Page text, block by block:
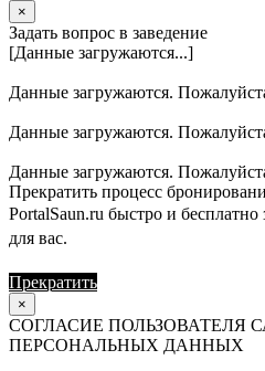
×
Задать вопрос в заведение
[Данные загружаются...]
Данные загружаются.
Данные загружаются.
Данные загружаются.
Прекратить процесс
PortalSaun.ru быстро и
для вас.
Прекратить
×
СОГЛАСИЕ ПОЛЬЗОВАТЕЛЯ
ПЕРСОНАЛЬНЫХ ДАННЫХ